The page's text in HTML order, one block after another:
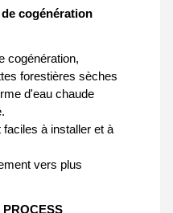
cogénération
cogénération,
forestières sèches
d'eau chaude
à installer et à
vers plus
PROCESS